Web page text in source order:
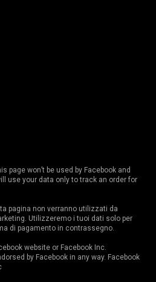
page won’t be used by Facebook and
use your data only to track an order for
pagina non verranno utilizzati da
Utilizzeremo i tuoi dati solo per
di pagamento in contrassegno.
website or Facebook Inc.
by Facebook in any way. Facebook